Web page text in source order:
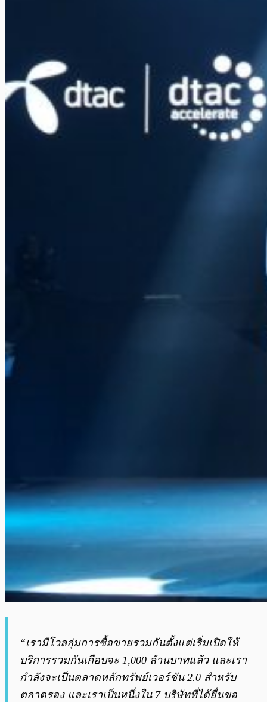
“เรามีโวลลุ่มการซื้อขายรวมกันตั้งแต่เริ่มเปิดให้
บริการรวมกันเกือบจะ 1,000 ล้านบาทแล้ว และเรา
กำลังจะเป็นตลาดหลักทรัพย์เวอร์ชัน 2.0 สำหรับ
ตลาดรอง และเราเป็นหนึ่งใน 7 บริษัทที่ได้ยื่นขอ